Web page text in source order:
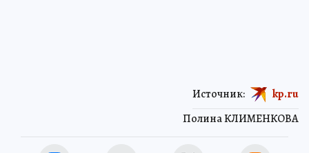
Полина КЛИМЕНКОВА
Источник: kp.ru